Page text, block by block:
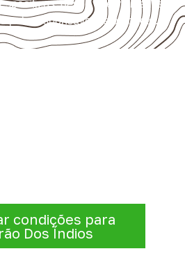
desde que validados
pelo responsável pelo projeto.
condições para
Dos Índios